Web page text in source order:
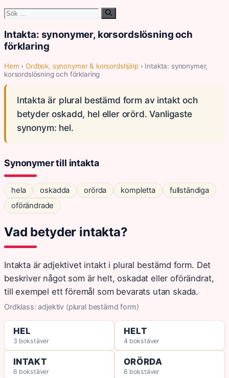
Sök
Intakta: synonymer, korsordslösning och
förklaring
Hem ›Ordbok, synonymer & korsordshjälp› Intakta: synonymer,
korsordslösning och förklaring
Intakta är plural bestämd form av intakt och
betyder oskadd, hel eller orörd. Vanligaste
synonym: hel.
Synonymer till intakta
hela oskadda orörda kompletta
fullständiga
oförändrade
Vad betyder intakta?
Intakta är adjektivet intakt i plural bestämd form. Det
beskriver något som är helt, oskadat eller oförändrat,
till exempel ett föremål som bevarats utan skada.
Ordklass: adjektiv (plural bestämd form)
HEL
3 bokstäver
HELT
4 bokstäver
INTAKT
6 bokstäver
ORÖRDA
6 bokstäver